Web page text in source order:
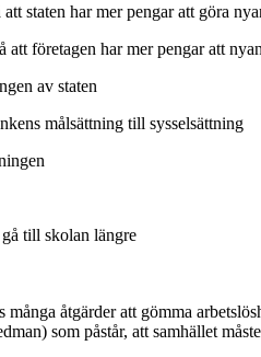
att staten har mer pengar att göra
att företagen har mer pengar att
av staten
målsättning till sysselsättning
till skolan längre
många åtgärder att gömma
som påstår, att samhället